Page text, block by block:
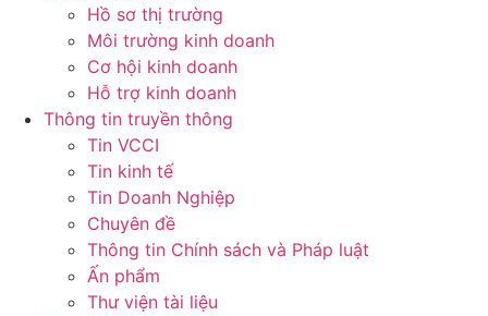
Hồ sơ thị trường
Môi trường kinh doanh
Cơ hội kinh doanh
Hỗ trợ kinh doanh
Thông tin truyền thông
Tin VCCI
Tin kinh tế
Tin Doanh Nghiệp
Chuyên đề
Thông tin Chính sách và Pháp luật
Ấn phẩm
Thư viện tài liệu